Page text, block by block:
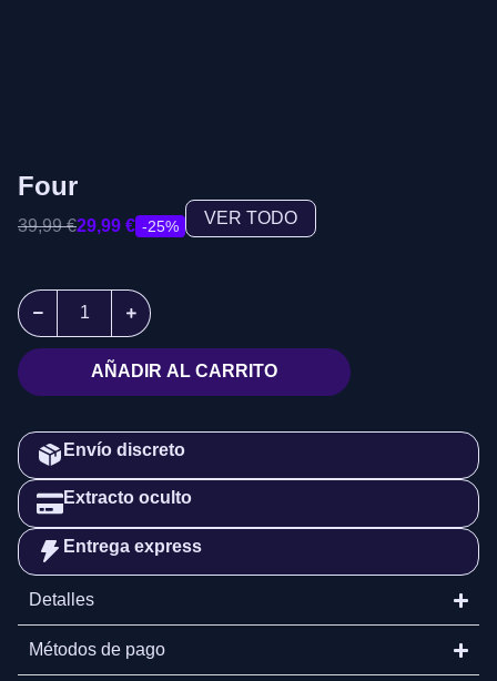
Four
39,99€29,99 € -25% VER TODO
AÑADIR AL CARRITO
Envío discreto
Extracto oculto
Entrega express
Detalles
Métodos de pago